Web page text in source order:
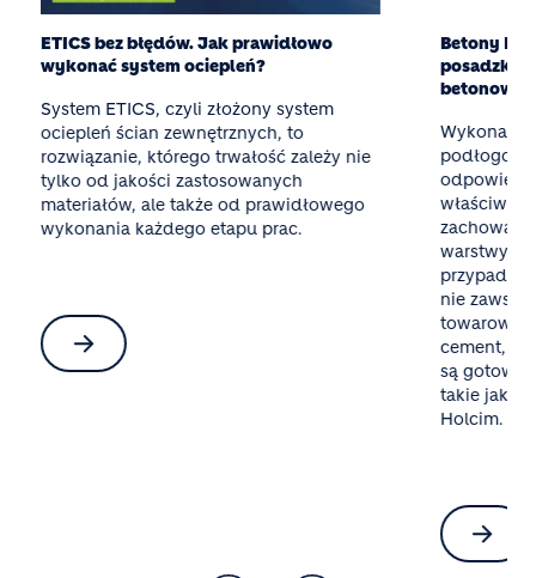
ETICS bez błędów. Jak prawidłowo
wykonać system ociepleń?
System ETICS, czyli złożony system
ociepleń ścian zewnętrznych, to
rozwiązanie, którego trwałość zależy nie
tylko od jakości zastosowanych
materiałów, ale także od prawidłowego
wykonania każdego etapu prac.
Betony
posadzka z
betonowej
Wykonanie
warstwy
przypadku
nie zawsze
towarowy
cement,
są gotowe
takie jak
Holcim.